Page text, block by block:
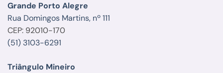
Grande Porto Alegre
Rua Domingos Martins, nº 111
CEP: 92010-170
(51) 3103-6291
Triângulo Mineiro